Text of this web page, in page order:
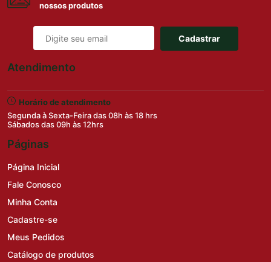
nossos produtos
Cadastrar
Atendimento
Horário de atendimento
Segunda à Sexta-Feira das 08h às 18 hrs
Sábados das 09h às 12hrs
Páginas
Página Inicial
Fale Conosco
Minha Conta
Cadastre-se
Meus Pedidos
Catálogo de produtos